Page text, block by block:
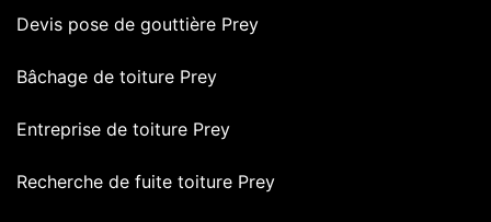
Devis pose de gouttière Prey
Bâchage de toiture Prey
Entreprise de toiture Prey
Recherche de fuite toiture Prey